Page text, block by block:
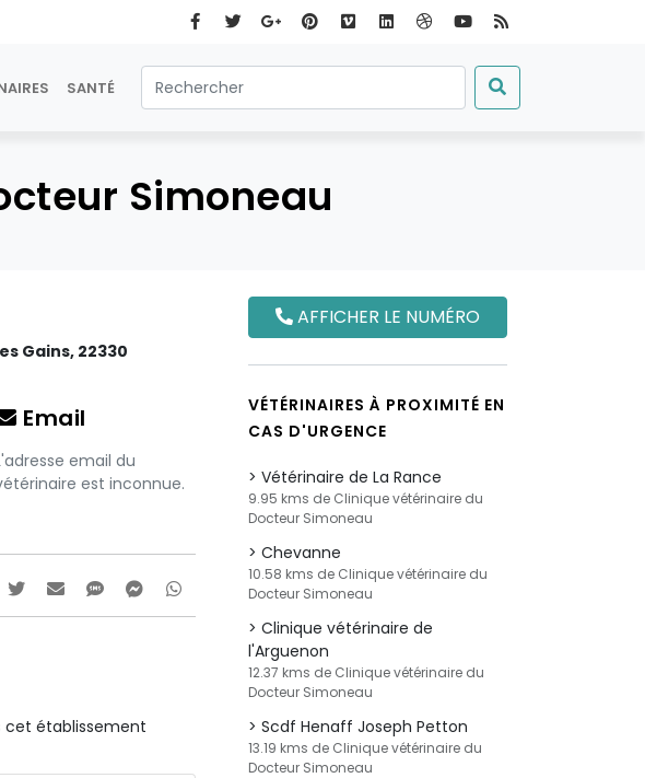
SANTÉ
Simoneau
Gains, 22330
Email
email du
est inconnue.
cet établissement
AFFICHER LE NUMÉRO
VÉTÉRINAIRES À PROXIMITÉ EN
CAS D'URGENCE
Vétérinaire de La Rance
9.95 kms de Clinique vétérinaire du
Docteur Simoneau
Chevanne
10.58 kms de Clinique vétérinaire du
Docteur Simoneau
Clinique vétérinaire de
l'Arguenon
12.37 kms de Clinique vétérinaire du
Docteur Simoneau
Scdf Henaff Joseph Petton
13.19 kms de Clinique vétérinaire du
Docteur Simoneau